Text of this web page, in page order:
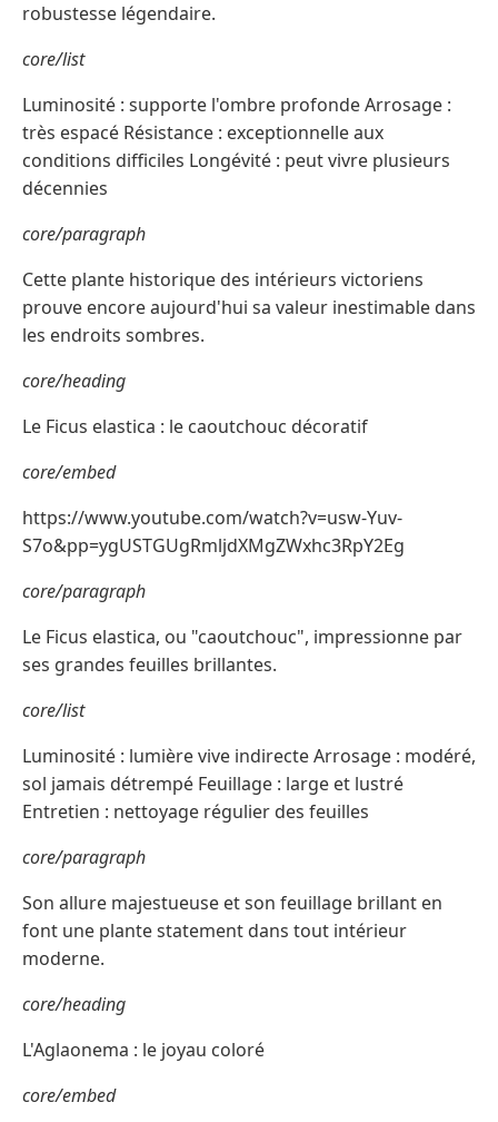
robustesse légendaire.
core/list
Luminosité : supporte l'ombre profonde Arrosage :
très espacé Résistance : exceptionnelle aux
conditions difficiles Longévité : peut vivre plusieurs
décennies
core/paragraph
Cette plante historique des intérieurs victoriens
prouve encore aujourd'hui sa valeur inestimable dans
les endroits sombres.
core/heading
Le Ficus elastica : le caoutchouc décoratif
core/embed
https://www.youtube.com/watch?v=usw-Yuv-
S7o&pp=ygUSTGUgRmljdXMgZWxhc3RpY2Eg
core/paragraph
Le Ficus elastica, ou "caoutchouc", impressionne par
ses grandes feuilles brillantes.
core/list
Luminosité : lumière vive indirecte Arrosage : modéré,
sol jamais détrempé Feuillage : large et lustré
Entretien : nettoyage régulier des feuilles
core/paragraph
Son allure majestueuse et son feuillage brillant en
font une plante statement dans tout intérieur
moderne.
core/heading
L'Aglaonema : le joyau coloré
core/embed